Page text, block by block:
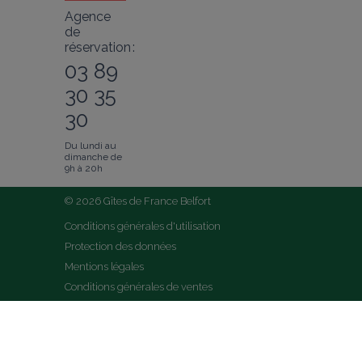
Agence
de
réservation :
03 89
30 35
30
Du lundi au
dimanche de
9h à 20h
© 2026 Gîtes de France Belfort
Conditions générales d'utilisation
Protection des données
Mentions légales
Conditions générales de ventes